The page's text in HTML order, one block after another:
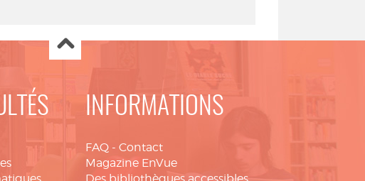
INFORMATIONS
FAQ - Contact
Magazine EnVue